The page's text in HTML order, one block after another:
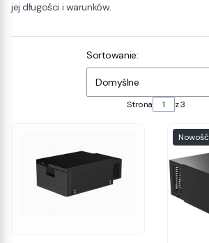
jej długości i warunków.
Lista produktówSortowanie:
Domyślne
Strona z 3
Nowość